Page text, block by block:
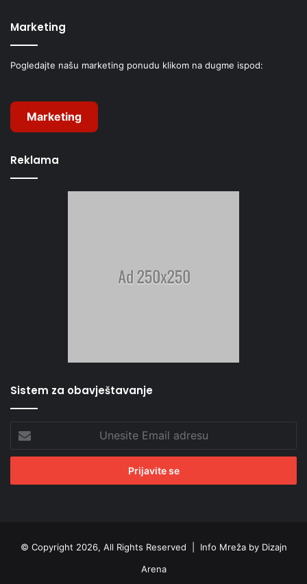
Marketing
Pogledajte našu marketing ponudu klikom na dugme ispod:
Marketing
Reklama
Sistem za obavještavanje
Unesite
Email
adresu
© Copyright 2026, All Rights Reserved | Info Mreža by Dizajn
Arena